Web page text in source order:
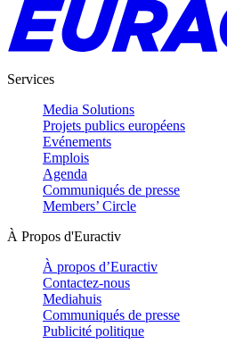
Services
Media Solutions
Projets publics européens
Evénements
Emplois
Agenda
Communiqués de presse
Members’ Circle
À Propos d'Euractiv
À propos d’Euractiv
Contactez-nous
Mediahuis
Communiqués de presse
Publicité politique